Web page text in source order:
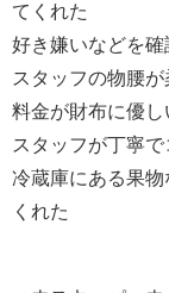
てくれた
好き嫌いなどを
スタッフの物腰
料金が財布に優し
スタッフが丁寧
冷蔵庫にある果
くれた